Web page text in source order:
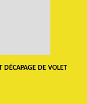
DÉCAPAGE DE VOLET